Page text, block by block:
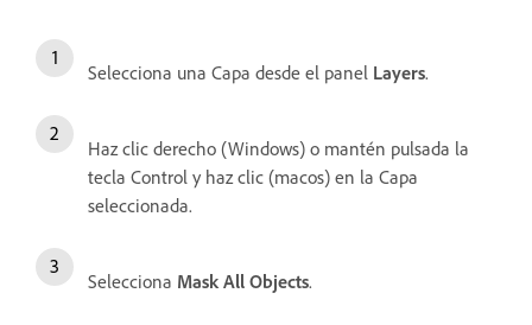
Selecciona una Capa desde el panel Layers.
Haz clic derecho (Windows) o mantén pulsada la
tecla Control y haz clic (macos) en la Capa
seleccionada.
Selecciona Mask All Objects.